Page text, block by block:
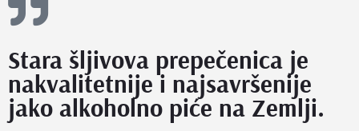
Stara šljivova prepečenica je
nakvalitetnije i najsavršenije
jako alkoholno piće na Zemlji.